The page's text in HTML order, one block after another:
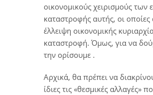
οικονομικούς χειρισμούς των
καταστροφής αυτής, οι
έλλειψη οικονομικής
καταστροφή. Όμως, για να
την ορίσουμε .
Αρχικά, θα πρέπει να
ίδιες τις «θεσμικές